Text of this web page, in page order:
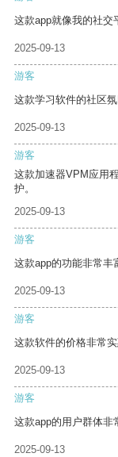
这款app就像我的社交
2025-09-13
游客
这款学习软件的社区
2025-09-13
游客
这款加速器VPM应用
护。
2025-09-13
游客
这款app的功能非常丰
2025-09-13
游客
这款软件的价格非常实
2025-09-13
游客
这款app的用户群体非
2025-09-13